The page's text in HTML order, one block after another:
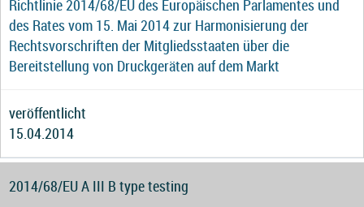
Richtlinie 2014/68/EU des Europäischen Parlamentes und
des Rates vom 15. Mai 2014 zur Harmonisierung der
Rechtsvorschriften der Mitgliedsstaaten über die
Bereitstellung von Druckgeräten auf dem Markt
veröffentlicht
15.04.2014
2014/68/EU A III B type testing